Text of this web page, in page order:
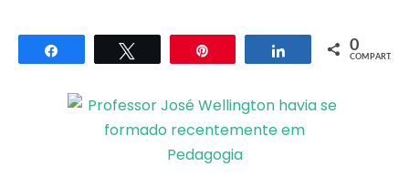
Compartilhar Compartilhar
0
COMPART.